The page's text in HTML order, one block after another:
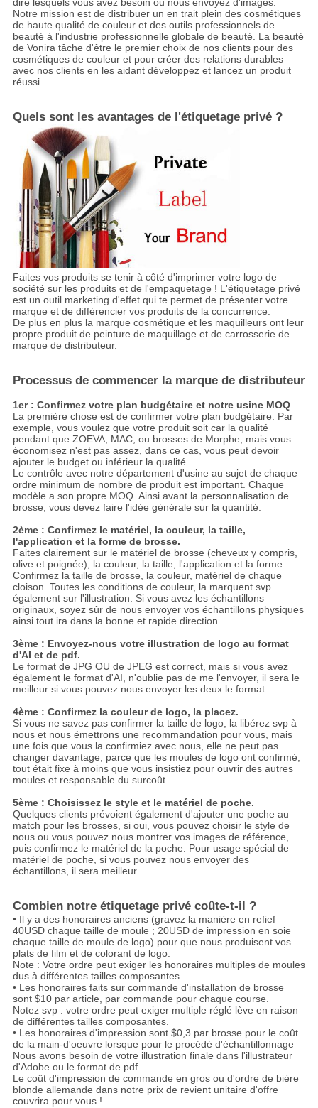
dire lesquels vous avez besoin ou nous envoyez d'images.
Notre mission est de distribuer un en trait plein des cosmétiques
de haute qualité de couleur et des outils professionnels de
beauté à l'industrie professionnelle globale de beauté. La beauté
de Vonira tâche d'être le premier choix de nos clients pour des
cosmétiques de couleur et pour créer des relations durables
avec nos clients en les aidant développez et lancez un produit
réussi.
Quels sont les avantages de l'étiquetage privé ?
Faites vos produits se tenir à côté d'imprimer votre logo de
société sur les produits et de l'empaquetage ! L'étiquetage privé
est un outil marketing d'effet qui te permet de présenter votre
marque et de différencier vos produits de la concurrence.
De plus en plus la marque cosmétique et les maquilleurs ont leur
propre produit de peinture de maquillage et de carrosserie de
marque de distributeur.
Processus de commencer la marque de distributeur
1er : Confirmez votre plan budgétaire et notre usine MOQ
La première chose est de confirmer votre plan budgétaire. Par
exemple, vous voulez que votre produit soit car la qualité
pendant que ZOEVA, MAC, ou brosses de Morphe, mais vous
économisez n'est pas assez, dans ce cas, vous peut devoir
ajouter le budget ou inférieur la qualité.
Le contrôle avec notre département d'usine au sujet de chaque
ordre minimum de nombre de produit est important. Chaque
modèle a son propre MOQ. Ainsi avant la personnalisation de
brosse, vous devez faire l'idée générale sur la quantité.
2ème : Confirmez le matériel, la couleur, la taille,
l'application et la forme de brosse.
Faites clairement sur le matériel de brosse (cheveux y compris,
olive et poignée), la couleur, la taille, l'application et la forme.
Confirmez la taille de brosse, la couleur, matériel de chaque
cloison. Toutes les conditions de couleur, la marquent svp
également sur l'illustration. Si vous avez les échantillons
originaux, soyez sûr de nous envoyer vos échantillons physiques
ainsi tout ira dans la bonne et rapide direction.
3ème : Envoyez-nous votre illustration de logo au format
d'AI et de pdf.
Le format de JPG OU de JPEG est correct, mais si vous avez
également le format d'AI, n'oublie pas de me l'envoyer, il sera le
meilleur si vous pouvez nous envoyer les deux le format.
4ème : Confirmez la couleur de logo, la placez.
Si vous ne savez pas confirmer la taille de logo, la libérez svp à
nous et nous émettrons une recommandation pour vous, mais
une fois que vous la confirmiez avec nous, elle ne peut pas
changer davantage, parce que les moules de logo ont confirmé,
tout était fixe à moins que vous insistiez pour ouvrir des autres
moules et responsable du surcoût.
5ème : Choisissez le style et le matériel de poche.
Quelques clients prévoient également d'ajouter une poche au
match pour les brosses, si oui, vous pouvez choisir le style de
nous ou vous pouvez nous montrer vos images de référence,
puis confirmez le matériel de la poche. Pour usage spécial de
matériel de poche, si vous pouvez nous envoyer des
échantillons, il sera meilleur.
Combien notre étiquetage privé coûte-t-il ?
• Il y a des honoraires anciens (gravez la manière en refief
40USD chaque taille de moule ; 20USD de impression en soie
chaque taille de moule de logo) pour que nous produisent vos
plats de film et de colorant de logo.
Note : Votre ordre peut exiger les honoraires multiples de moules
dus à différentes tailles composantes.
• Les honoraires faits sur commande d'installation de brosse
sont $10 par article, par commande pour chaque course.
Notez svp : votre ordre peut exiger multiple réglé lève en raison
de différentes tailles composantes.
• Les honoraires d'impression sont $0,3 par brosse pour le coût
de la main-d'oeuvre lorsque pour le procédé d'échantillonnage
Nous avons besoin de votre illustration finale dans l'illustrateur
d'Adobe ou le format de pdf.
Le coût d'impression de commande en gros ou d'ordre de bière
blonde allemande dans notre prix de revient unitaire d'offre
couvrira pour vous !